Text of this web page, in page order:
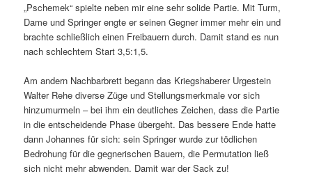
„Pschemek“ spielte neben mir eine sehr solide Partie. Mit Turm,
Dame und Springer engte er seinen Gegner immer mehr ein und
brachte schließlich einen Freibauern durch. Damit stand es nun
nach schlechtem Start 3,5:1,5.
Am andern Nachbarbrett begann das Kriegshaberer Urgestein
Walter Rehe diverse Züge und Stellungsmerkmale vor sich
hinzumurmeln – bei ihm ein deutliches Zeichen, dass die Partie
in die entscheidende Phase übergeht. Das bessere Ende hatte
dann Johannes für sich: sein Springer wurde zur tödlichen
Bedrohung für die gegnerischen Bauern, die Permutation ließ
sich nicht mehr abwenden. Damit war der Sack zu!